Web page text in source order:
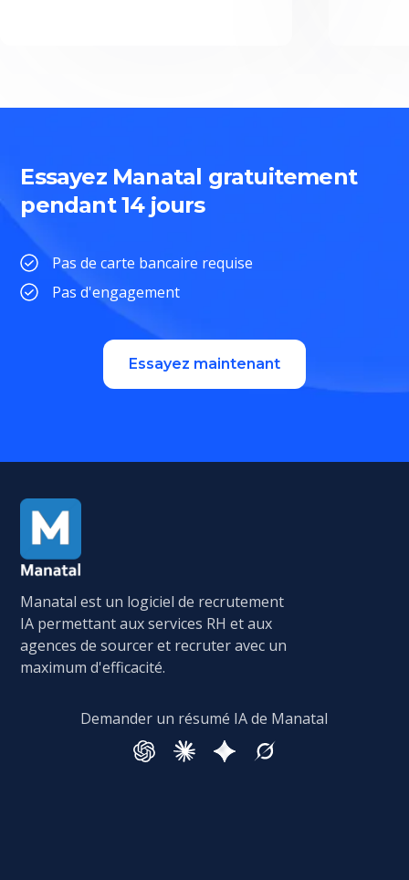
Essayez Manatal gratuitement
pendant 14 jours
Pas de carte bancaire requise
Pas d'engagement
Essayez maintenant
Manatal est un logiciel de recrutement
IA permettant aux services RH et aux
agences de sourcer et recruter avec un
maximum d'efficacité.
Demander un résumé IA de Manatal